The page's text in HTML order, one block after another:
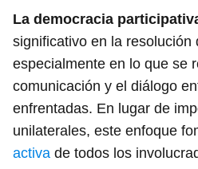
La democracia
significativo en la resolución
especialmente en lo que se
comunicación y el diálogo
enfrentadas. En lugar de
unilaterales, este enfoque
activa de todos los